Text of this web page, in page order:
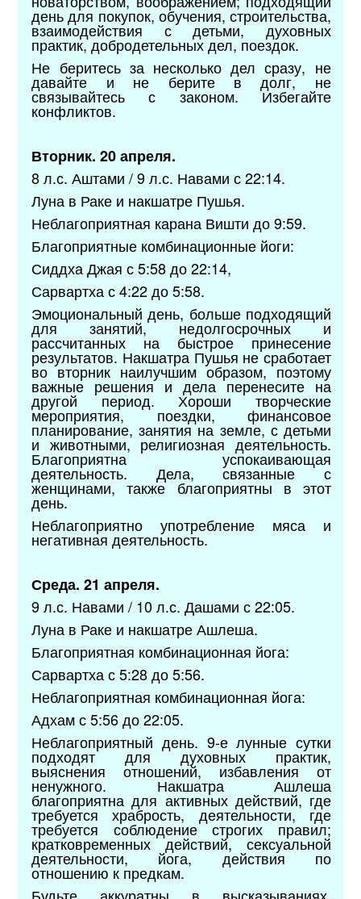
день для покупок, обучения, строительства,
взаимодействия с детьми, духовных
практик, добродетельных дел, поездок.
Не беритесь за несколько дел сразу, не
давайте и не берите в долг, не
связывайтесь с законом. Избегайте
конфликтов.
Вторник. 20 апреля.
8 л.с. Аштами / 9 л.с. Навами с 22:14.
Луна в Раке и накшатре Пушья.
Неблагоприятная карана Вишти до 9:59.
Благоприятные комбинационные йоги:
Сиддха Джая с 5:58 до 22:14,
Сарвартха с 4:22 до 5:58.
Эмоциональный день, больше подходящий
для занятий, недолгосрочных и
рассчитанных на быстрое принесение
результатов. Накшатра Пушья не сработает
во вторник наилучшим образом, поэтому
важные решения и дела перенесите на
другой период. Хороши творческие
мероприятия, поездки, финансовое
планирование, занятия на земле, с детьми
и животными, религиозная деятельность.
Благоприятна успокаивающая
деятельность. Дела, связанные с
женщинами, также благоприятны в этот
день.
Неблагоприятно употребление мяса и
негативная деятельность.
Среда. 21 апреля.
9 л.с. Навами / 10 л.с. Дашами с 22:05.
Луна в Раке и накшатре Ашлеша.
Благоприятная комбинационная йога:
Сарвартха с 5:28 до 5:56.
Неблагоприятная комбинационная йога:
Адхам с 5:56 до 22:05.
Неблагоприятный день. 9-е лунные сутки
подходят для духовных практик,
выяснения отношений, избавления от
ненужного. Накшатра Ашлеша
благоприятна для активных действий, где
требуется храбрость, деятельности, где
требуется соблюдение строгих правил;
кратковременных действий, сексуальной
деятельности, йога, действия по
отношению к предкам.
Будьте аккуратны в высказываниях,